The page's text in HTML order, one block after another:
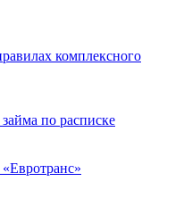
комплексного
по расписке